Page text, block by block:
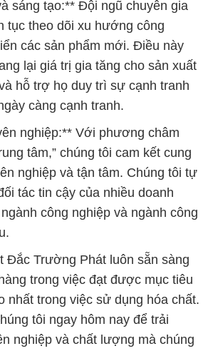
càng cạnh tranh.
nghiệp:** Với phương châm
tâm,” chúng tôi cam kết cung
nghiệp và tận tâm. Chúng tôi tự
tác tin cậy của nhiều doanh
công nghiệp và ngành công
Đắc Trường Phát luôn sẵn sàng
trong việc đạt được mục tiêu
nhất trong việc sử dụng hóa chất.
tôi ngay hôm nay để trải
nghiệp và chất lượng mà chúng
♥ bán Hóa Chất Công Nghiệp
Sunphat Powder
thương mại Hóa Chất Công